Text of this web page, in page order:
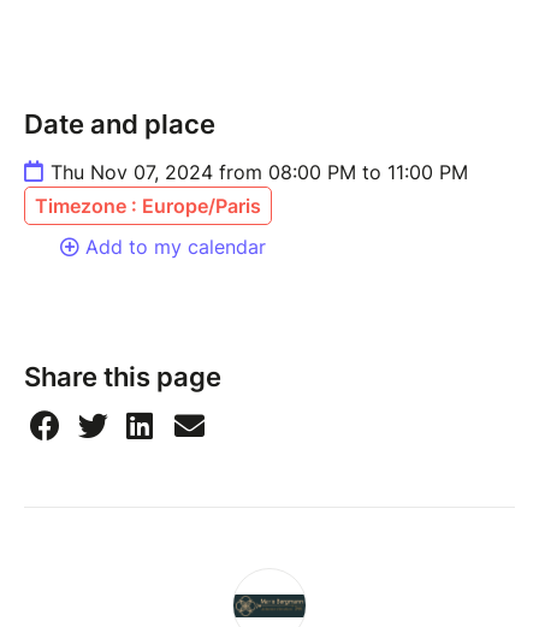
Date and place
Thu Nov 07, 2024 from 08:00 PM to 11:00 PM
Timezone : Europe/Paris
Add to my calendar
Share this page